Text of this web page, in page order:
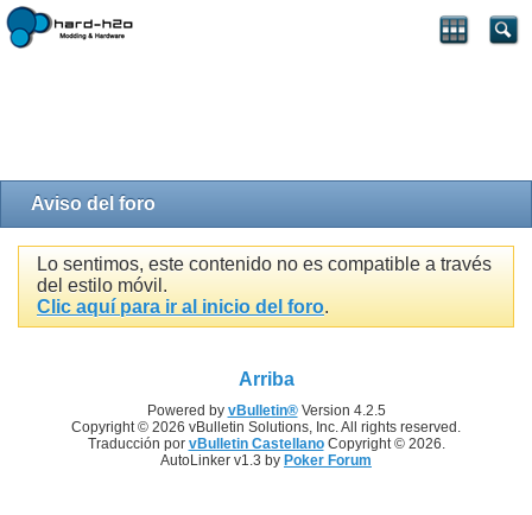
Aviso del foro
Lo sentimos, este contenido no es compatible a través
del estilo móvil.
Clic aquí para ir al inicio del foro.
Arriba
Powered by vBulletin®Version 4.2.5
Copyright © 2026 vBulletin Solutions, Inc. All rights reserved.
Traducción por vBulletin CastellanoCopyright © 2026.
AutoLinker v1.3 by Poker Forum